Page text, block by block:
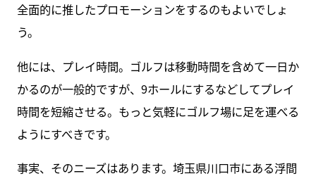
全面的に推したプロモーションをするのもよいでしょ
う。
他には、プレイ時間。ゴルフは移動時間を含めて一日か
かるのが一般的ですが、9ホールにするなどしてプレイ
時間を短縮させる。もっと気軽にゴルフ場に足を運べる
ようにすべきです。
事実、そのニーズはあります。埼玉県川口市にある浮間